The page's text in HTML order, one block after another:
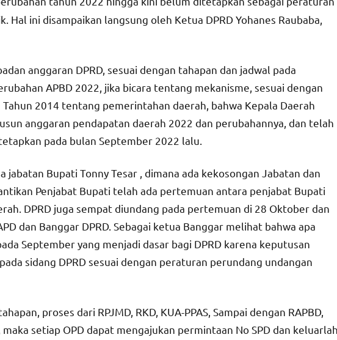
ini disampaikan langsung oleh Ketua DPRD Yohanes Raubaba,
anggaran DPRD, sesuai dengan tahapan dan jadwal pada
APBD 2022, jika bicara tentang mekanisme, sesuai dengan
2014 tentang pemerintahan daerah, bahwa Kepala Daerah
anggaran pendapatan daerah 2022 dan perubahannya, dan telah
pada bulan September 2022 lalu.
jabatan Bupati Tonny Tesar , dimana ada kekosongan Jabatan dan
Penjabat Bupati telah ada pertemuan antara penjabat Bupati
DPRD juga sempat diundang pada pertemuan di 28 Oktober dan
dan Banggar DPRD. Sebagai ketua Banggar melihat bahwa apa
September yang menjadi dasar bagi DPRD karena keputusan
sidang DPRD sesuai dengan peraturan perundang undangan
proses dari RPJMD, RKD, KUA-PPAS, Sampai dengan RAPBD,
maka setiap OPD dapat mengajukan permintaan No SPD dan